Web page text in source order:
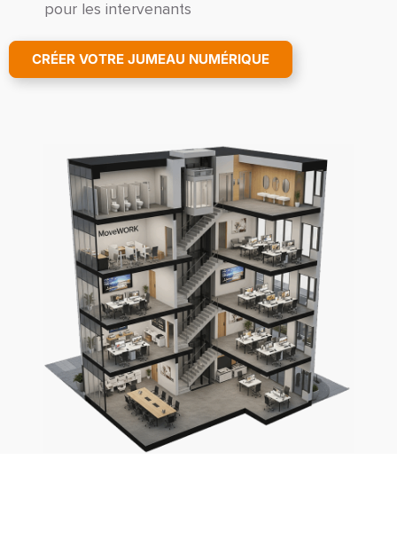
pour les intervenants
CRÉER VOTRE JUMEAU NUMÉRIQUE